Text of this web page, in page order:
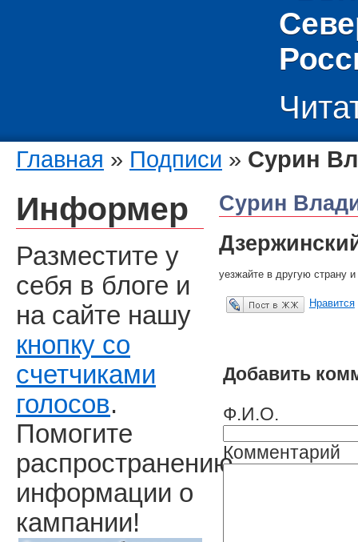
Главная » Подписи » Сурин
Сурин
уезжайте в другую страну
Опубликовать в ЖЖ Нравится
Добавить
Ф.И.О.
Комментарий
Информер
Разместите у
себя в блоге и
на сайте нашу
кнопку со
счетчиками
голосов.
Помогите
распространению
информации о
кампании!